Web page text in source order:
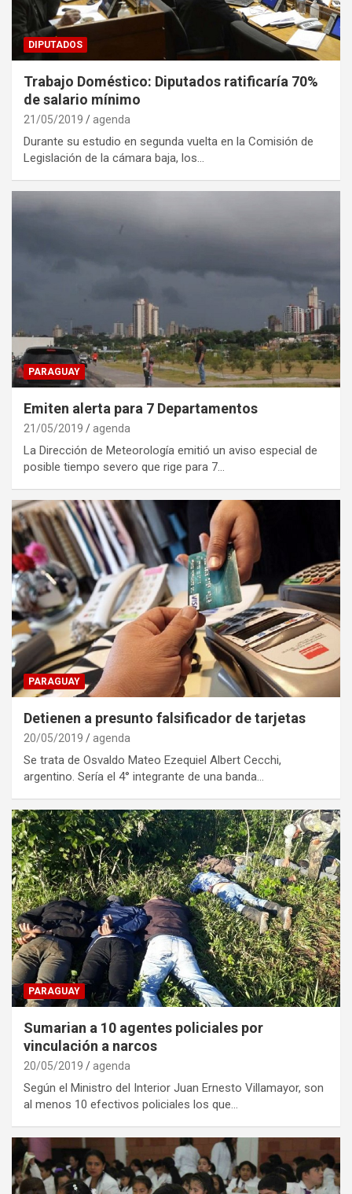
DIPUTADOS
Trabajo Doméstico: Diputados ratificaría 70%
de salario mínimo
21/05/2019 agenda
Durante su estudio en segunda vuelta en la Comisión de
Legislación de la cámara baja, los…
PARAGUAY
Emiten alerta para 7 Departamentos
21/05/2019 agenda
La Dirección de Meteorología emitió un aviso especial de
posible tiempo severo que rige para 7…
PARAGUAY
Detienen a presunto falsificador de tarjetas
20/05/2019 agenda
Se trata de Osvaldo Mateo Ezequiel Albert Cecchi,
argentino. Sería el 4° integrante de una banda…
PARAGUAY
Sumarian a 10 agentes policiales por
vinculación a narcos
20/05/2019 agenda
Según el Ministro del Interior Juan Ernesto Villamayor, son
al menos 10 efectivos policiales los que…